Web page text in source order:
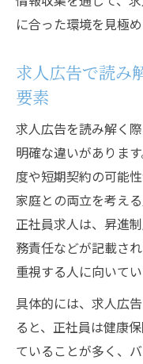
に合った環境を見極
求人広告で読み
要素
求人広告を読み解く
明確な違いがありま
度や短期契約の可能
家庭との両立を考え
正社員求人は、昇進
務責任などが記載さ
重視する人に向いてい
具体的には、求人広
ると、正社員は健康
ていることが多く、